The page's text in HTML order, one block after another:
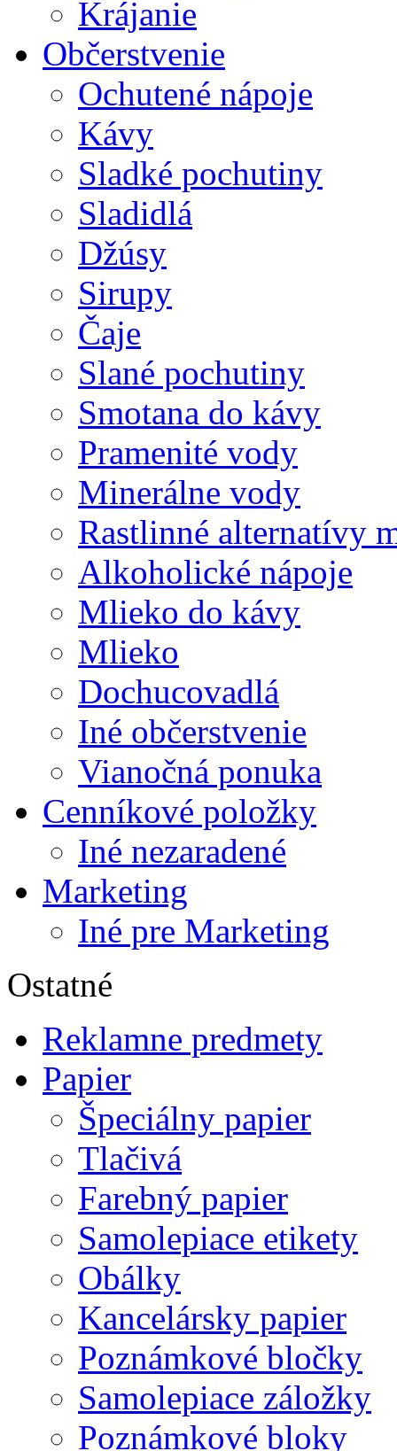
Krájanie
Občerstvenie
Ochutené nápoje
Kávy
Sladké pochutiny
Sladidlá
Džúsy
Sirupy
Čaje
Slané pochutiny
Smotana do kávy
Pramenité vody
Minerálne vody
Rastlinné alternatívy
Alkoholické nápoje
Mlieko do kávy
Mlieko
Dochucovadlá
Iné občerstvenie
Vianočná ponuka
Cenníkové položky
Iné nezaradené
Marketing
Iné pre Marketing
Ostatné
Reklamne predmety
Papier
Špeciálny papier
Tlačivá
Farebný papier
Samolepiace etikety
Obálky
Kancelársky papier
Poznámkové bločky
Samolepiace záložky
Poznámkové bloky